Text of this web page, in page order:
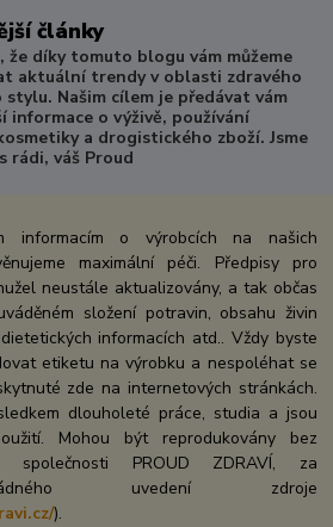
články
že díky tomuto blogu vám můžeme
aktuální trendy v oblasti zdravého
Našim cílem je předávat vám
informace o výživě, používání
a drogistického zboží. Jsme
rádi, váš Proud
informacím o výrobcích na našich
maximální péči. Předpisy pro
neustále aktualizovány, a tak občas
složení potravin, obsahu živin
informacích atd.. Vždy byste
etiketu na výrobku a nespoléhat se
zde na internetových stránkách.
dlouholeté práce, studia a jsou
Mohou být reprodukovány bez
společnosti PROUD ZDRAVÍ, za
uvedení zdroje
).